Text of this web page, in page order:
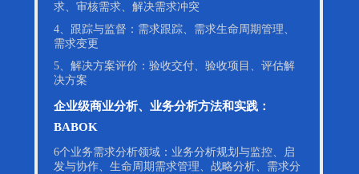
求、审核需求、解决需求冲突
4、跟踪与监督：需求跟踪、需求生命周期管理、
需求变更
5、解决方案评价：验收交付、验收项目、评估解
决方案
企业级商业分析、业务分析方法和实践：
BABOK
6个业务需求分析领域：业务分析规划与监控、启
发与协作、生命周期需求管理、战略分析、需求分